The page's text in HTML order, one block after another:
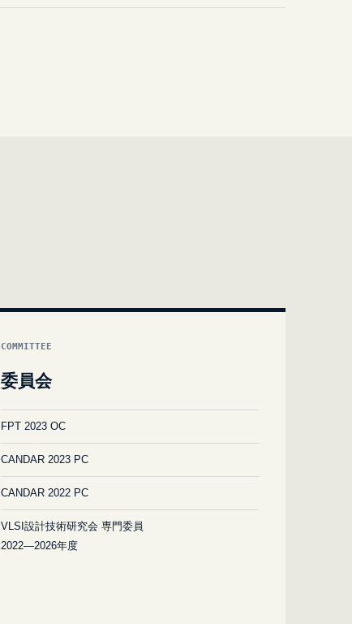
COMMITTEE
委員会
FPT 2023 OC
CANDAR 2023 PC
CANDAR 2022 PC
VLSI設計技術研究会 専門委員
2022—2026年度